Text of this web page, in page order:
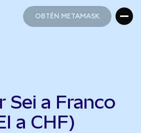
OBTÉN METAMASK
Sei a Franco
a CHF)